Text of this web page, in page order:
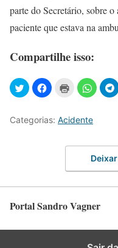
parte do Secretário, sobre
paciente que estava na
Compartilhe isso:
Categorias: Acidente
Portal Sandro Vagner